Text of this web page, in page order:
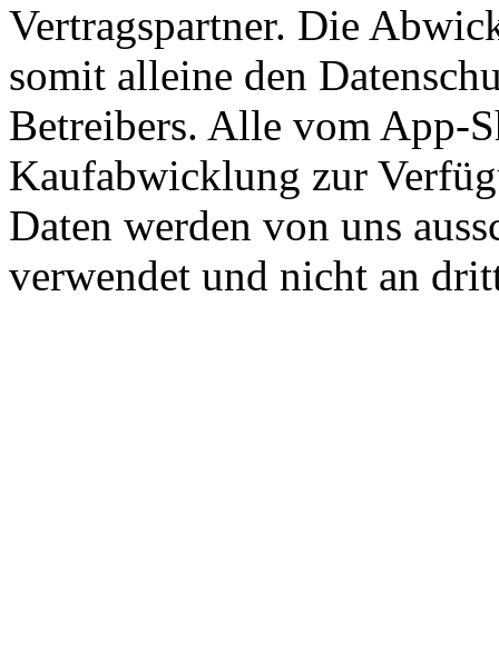
Vertragspartner. Die
somit alleine den
Betreibers. Alle vom App-
Kaufabwicklung zur
Daten werden von uns
verwendet und nicht an